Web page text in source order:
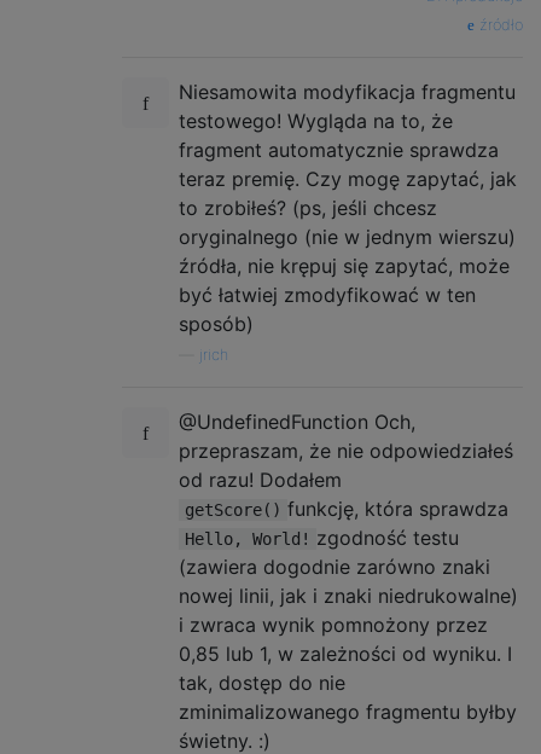
źródło
Niesamowita modyfikacja fragmentu
testowego! Wygląda na to, że
fragment automatycznie sprawdza
teraz premię. Czy mogę zapytać, jak
to zrobiłeś? (ps, jeśli chcesz
oryginalnego (nie w jednym wierszu)
źródła, nie krępuj się zapytać, może
być łatwiej zmodyfikować w ten
sposób)
jrich
@UndefinedFunction Och,
przepraszam, że nie odpowiedziałeś
od razu! Dodałem
getScore() funkcję, która sprawdza
Hello, World! zgodność testu
(zawiera dogodnie zarówno znaki
nowej linii, jak i znaki niedrukowalne)
i zwraca wynik pomnożony przez
0,85 lub 1, w zależności od wyniku. I
tak, dostęp do nie
zminimalizowanego fragmentu byłby
świetny. :)